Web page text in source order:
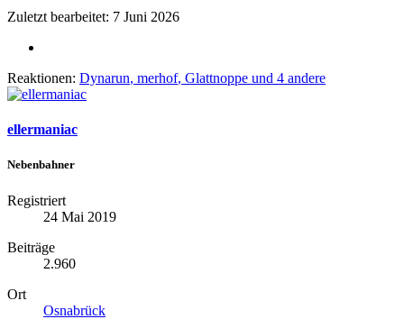
Zuletzt bearbeitet: 7 Juni 2026
Reaktionen: Dynarun, merhof, Glattnoppe und 4 andere
ellermaniac
Nebenbahner
Registriert
24 Mai 2019
Beiträge
2.960
Ort
Osnabrück